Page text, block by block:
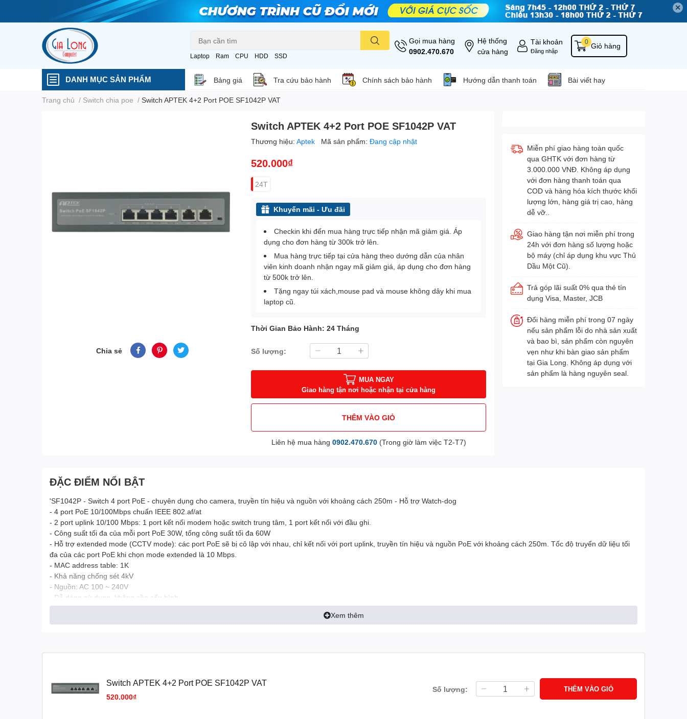
✕
Laptop Ram CPU HDD SSD
Gọi mua hàng
0902.470.670
Hệ thống
cửa hàng
Tài khoản
Đăng nhập
Giỏ hàng
0
DANH MỤC SẢN PHẨM Bảng giá Tra cứu bảo hành Chính sách bảo hành Hướng dẫn thanh toán Bài viết hay
Trang chủ / Switch chia poe / Switch APTEK 4+2 Port POE SF1042P VAT
Chia sẻ
Switch APTEK 4+2 Port POE SF1042P VAT
Thương hiệu:Aptek Mã sản phẩm:Đang cập nhật
520.000₫
24T
Khuyến mãi - Ưu đãi
Checkin khi đến mua hàng trực tiếp nhận mã giảm giá. Áp
dụng cho đơn hàng từ 300k trở lên.
Mua hàng trực tiếp tại cửa hàng theo dướng dẫn của nhân
viên kinh doanh nhận ngay mã giảm giá, áp dụng cho đơn hàng
từ 500k trở lên.
Tặng ngay túi xách,mouse pad và mouse không dây khi mua
laptop cũ.
Thời Gian Bảo Hành: 24 Tháng
Số lượng:
MUA NGAY
Giao hàng tận nơi hoặc nhận tại cửa hàng
THÊM VÀO GIỎ
Liên hệ mua hàng 0902.470.670(Trong giờ làm việc T2-T7)
Miễn phí giao hàng toàn quốc
qua GHTK với đơn hàng từ
3.000.000 VNĐ. Không áp dụng
với đơn hàng thanh toán qua
COD và hàng hóa kích thước khối
lượng lớn, hàng giá trị cao, hàng
dễ vỡ..
Giao hàng tận nơi miễn phí trong
24h với đơn hàng số lượng hoặc
bộ máy (chỉ áp dụng khu vực Thủ
Dầu Một Cũ).
Trả góp lãi suất 0% qua thẻ tín
dụng Visa, Master, JCB
Đổi hàng miễn phí trong 07 ngày
nếu sản phẩm lỗi do nhà sản xuất
và bao bì, sản phẩm còn nguyên
vẹn như khi bàn giao sản phẩm
tại Gia Long. Không áp dụng với
sản phẩm là hàng nguyên seal.
ĐẶC ĐIỂM NỔI BẬT
'SF1042P - Switch 4 port PoE - chuyên dụng cho camera, truyền tín hiệu và nguồn với khoảng cách 250m - Hỗ trợ Watch-dog
- 4 port PoE 10/100Mbps chuẩn IEEE 802.af/at
- 2 port uplink 10/100 Mbps: 1 port kết nối modem hoặc switch trung tâm, 1 port kết nối với đầu ghi.
- Công suất tối đa của mỗi port PoE 30W, tổng công suất tối đa 60W
- Hỗ trợ extended mode (CCTV mode): các port PoE sẽ bị cô lập với nhau, chỉ kết nối với port uplink, truyền tín hiệu và nguồn PoE với khoảng cách 250m. Tốc độ truyển dữ liệu tối
đa của các port PoE khi chọn mode extended là 10 Mbps.
- MAC address table: 1K
- Khả năng chống sét 4kV
- Nguồn: AC 100 ~ 240V
- Dễ dàng sử dụng, không cần cấu hình
Xem thêm
Switch APTEK 4+2 Port POE SF1042P VAT
520.000₫
Số lượng: THÊM VÀO GIỎ